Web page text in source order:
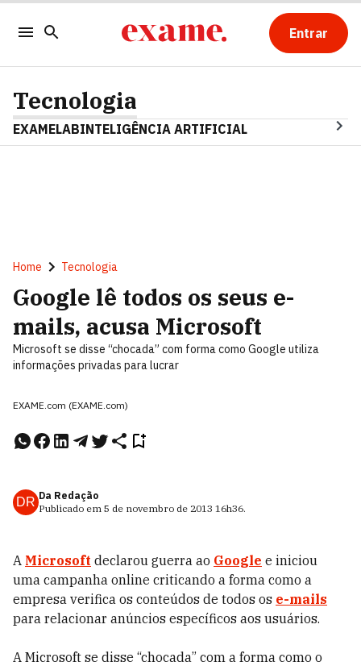
Entrar
Tecnologia
EXAMELABINTELIGÊNCIA ARTIFICIAL
Home Tecnologia
Google lê todos os seus e-
mails, acusa Microsoft
Microsoft se disse “chocada” com forma como Google utiliza
informações privadas para lucrar
EXAME.com (EXAME.com)
DR Da Redação
Publicado em 5 de novembro de 2013 16h36.
A Microsoft declarou guerra ao Google e iniciou
uma campanha online criticando a forma como a
empresa verifica os conteúdos de todos os e-mails
para relacionar anúncios específicos aos usuários.
A Microsoft se disse “chocada” com a forma como o